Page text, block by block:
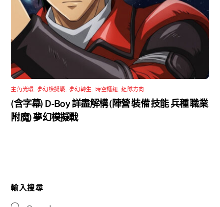
主角光環 夢幻模擬戰 夢幻轉生 ,時空樞紐 ,組隊方向
(含字幕) D-Boy 詳盡解構 (陣營 裝備 技能 兵種 職業
附魔) 夢幻模擬戰
輸入搜尋